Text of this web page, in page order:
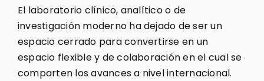
El laboratorio clínico, analítico o de
investigación moderno ha dejado de ser un
espacio cerrado para convertirse en un
espacio flexible y de colaboración en el cual se
comparten los avances a nivel internacional.